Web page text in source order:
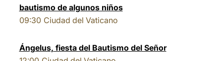
bautismo de algunos niños
09:30 Ciudad del Vaticano
Ángelus, fiesta del Bautismo del Señor